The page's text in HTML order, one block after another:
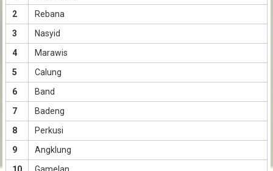
2
Rebana
3
Nasyid
4
Marawis
5
Calung
6
Band
7
Badeng
8
Perkusi
9
Angklung